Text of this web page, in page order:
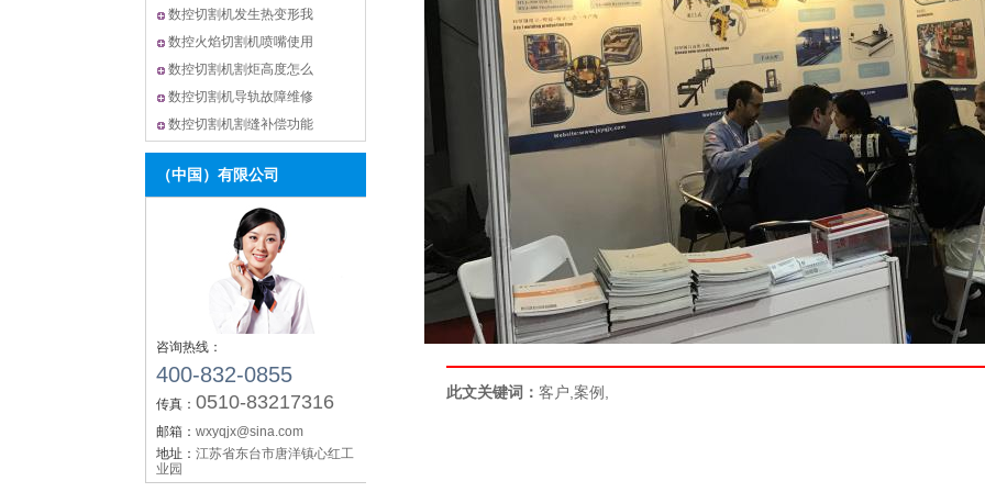
数控切割机发生热变形我
数控火焰切割机喷嘴使用
数控切割机割炬高度怎么
数控切割机导轨故障维修
数控切割机割缝补偿功能
（中国）有限公司
咨询热线：
400-832-0855
传真： 0510-83217316
邮箱： wxyqjx@sina.com
地址： 江苏省东台市唐洋镇心红工
业园
此文关键词： 客户,案例,